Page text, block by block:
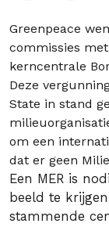
Greenpeace
commissies
kerncentrale
Deze
State in stand
om een
dat er geen
Een MER is
beeld te
stammende